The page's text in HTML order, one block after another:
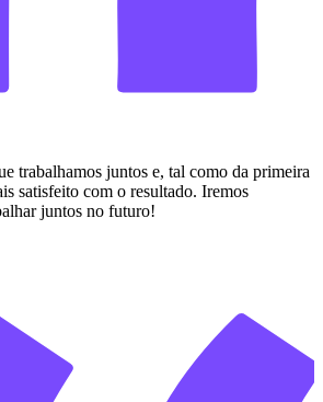
trabalhamos juntos e, tal como da primeira
satisfeito com o resultado. Iremos
juntos no futuro!